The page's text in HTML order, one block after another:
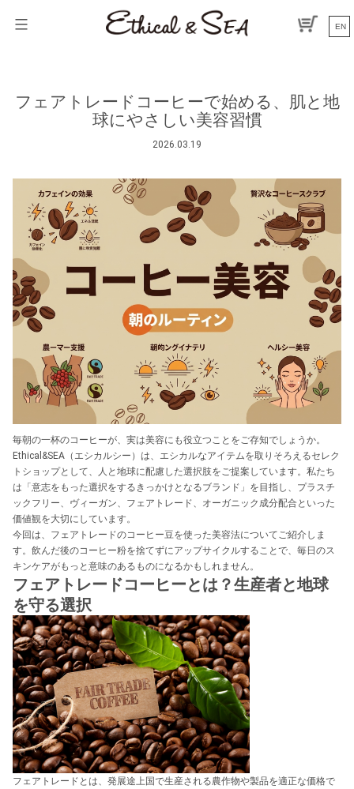
EN
フェアトレードコーヒーで始める、肌と地
球にやさしい美容習慣
2026.03.19
毎朝の一杯のコーヒーが、実は美容にも役立つことをご存知でしょうか。
Ethical&SEA（エシカルシー）は、エシカルなアイテムを取りそろえるセレク
トショップとして、人と地球に配慮した選択肢をご提案しています。私たち
は「意志をもった選択をするきっかけとなるブランド」を目指し、プラスチ
ックフリー、ヴィーガン、フェアトレード、オーガニック成分配合といった
価値観を大切にしています。
今回は、フェアトレードのコーヒー豆を使った美容法についてご紹介しま
す。飲んだ後のコーヒー粉を捨てずにアップサイクルすることで、毎日のス
キンケアがもっと意味のあるものになるかもしれません。
フェアトレードコーヒーとは？生産者と地球
を守る選択
フェアトレードとは、発展途上国で生産される農作物や製品を適正な価格で